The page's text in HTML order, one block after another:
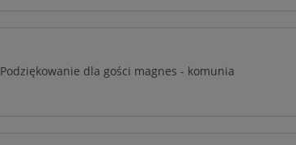
Podziękowanie dla gości magnes - komunia